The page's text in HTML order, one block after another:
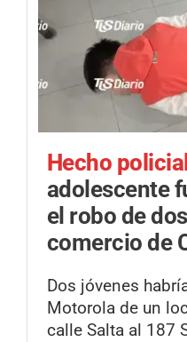
Hecho
adolescente
el robo de
comercio de
Dos jóvenes
Motorola de un
calle Salta al 187